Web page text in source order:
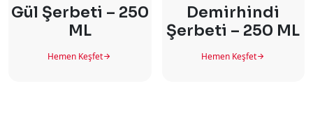
Gül Şerbeti – 250
ML
Hemen Keşfet
Demirhindi
Şerbeti – 250 ML
Hemen Keşfet